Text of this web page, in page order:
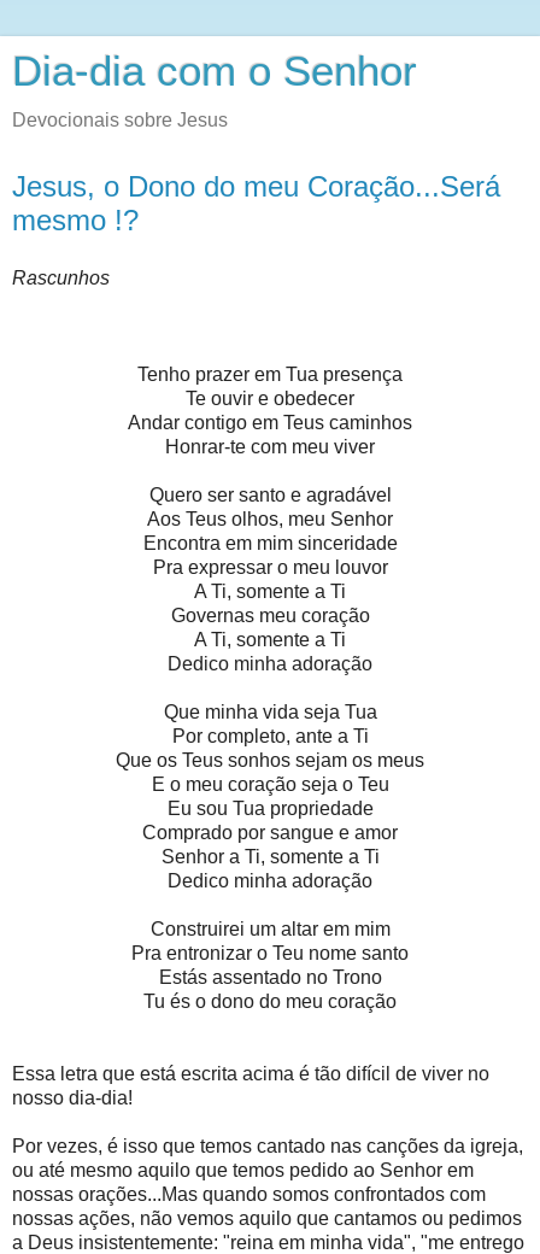
Dia-dia com o Senhor
Devocionais sobre Jesus
Jesus, o Dono do meu Coração...Será
mesmo !?
Rascunhos
Tenho prazer em Tua presença
Te ouvir e obedecer
Andar contigo em Teus caminhos
Honrar-te com meu viver
Quero ser santo e agradável
Aos Teus olhos, meu Senhor
Encontra em mim sinceridade
Pra expressar o meu louvor
A Ti, somente a Ti
Governas meu coração
A Ti, somente a Ti
Dedico minha adoração
Que minha vida seja Tua
Por completo, ante a Ti
Que os Teus sonhos sejam os meus
E o meu coração seja o Teu
Eu sou Tua propriedade
Comprado por sangue e amor
Senhor a Ti, somente a Ti
Dedico minha adoração
Construirei um altar em mim
Pra entronizar o Teu nome santo
Estás assentado no Trono
Tu és o dono do meu coração
Essa letra que está escrita acima é tão difícil de viver no
nosso dia-dia!
Por vezes, é isso que temos cantado nas canções da igreja,
ou até mesmo aquilo que temos pedido ao Senhor em
nossas orações...Mas quando somos confrontados com
nossas ações, não vemos aquilo que cantamos ou pedimos
a Deus insistentemente: "reina em minha vida", "me entrego